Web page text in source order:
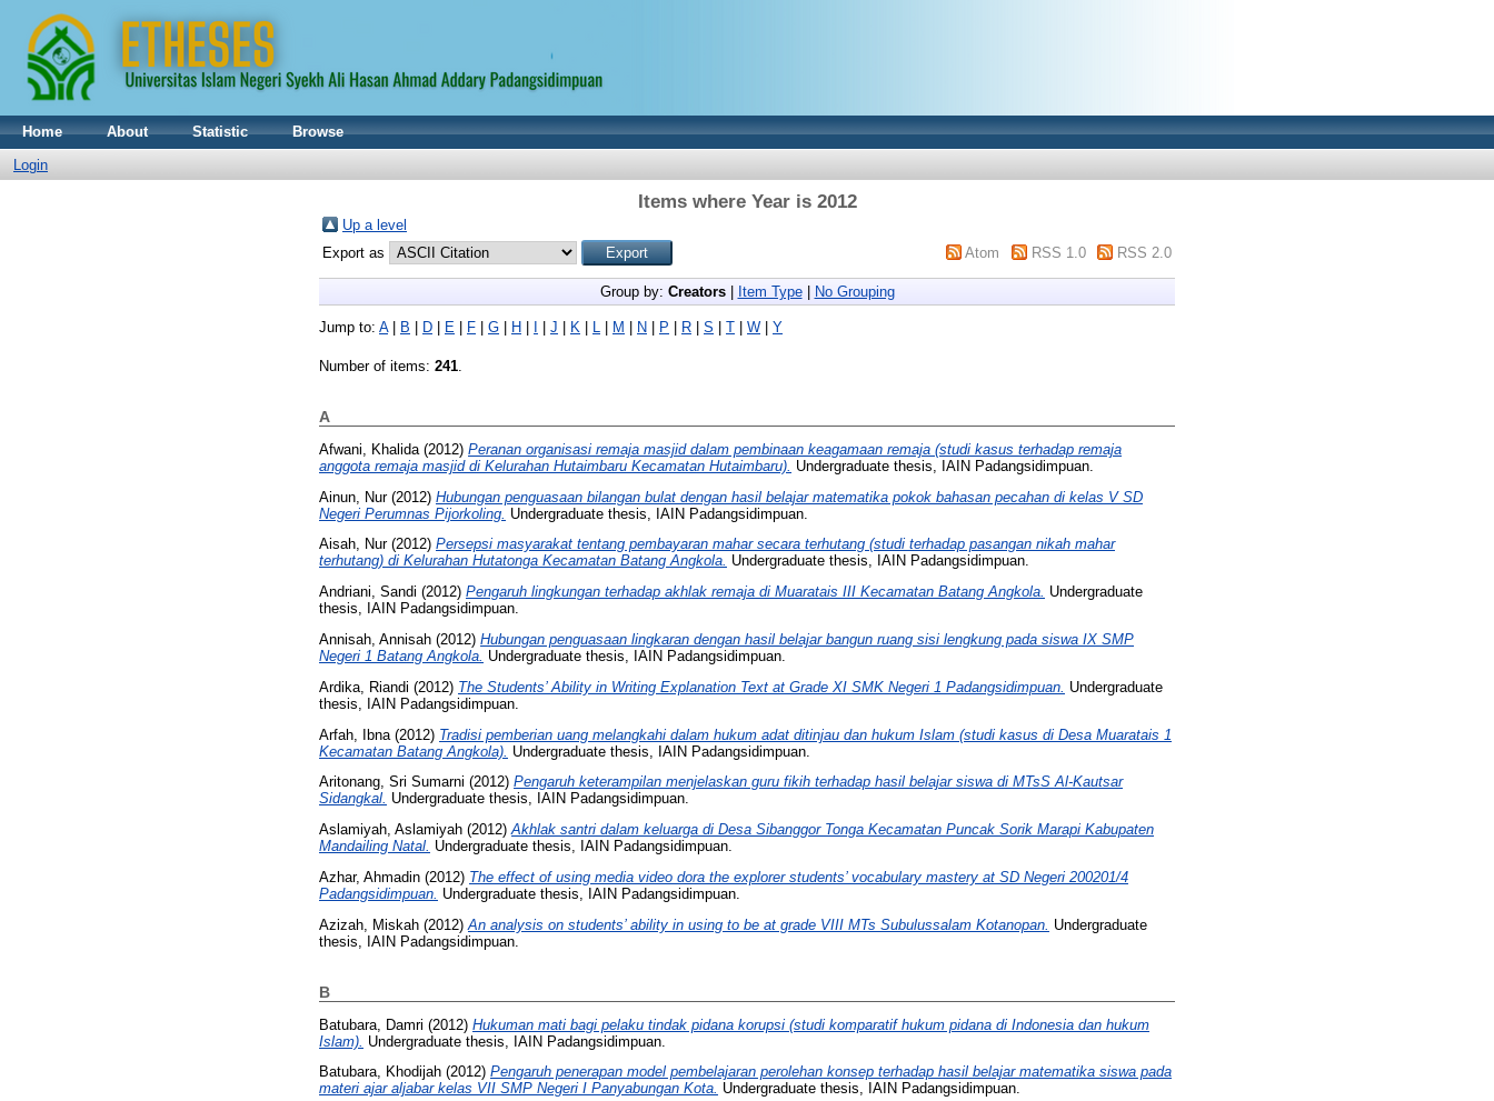
Home About Statistic
Browse
Login
Items where Year is 2012
Up a level
Export as
Atom RSS 1.0 RSS 2.0
Group by: Creators| Item Type| No Grouping
Jump to: A| B D E F G H J K L M N P R S T W Y
Number of items: 241.
A
Afwani, Khalida (2012) Peranan organisasi remaja masjid dalam pembinaan keagamaan remaja (studi kasus terhadap remaja
anggota remaja masjid di Kelurahan Hutaimbaru Kecamatan Hutaimbaru). Undergraduate thesis, IAIN Padangsidimpuan.
Ainun, Nur(2012) Hubungan penguasaan bilangan bulat dengan hasil belajar matematika pokok bahasan pecahan di kelas V SD
Negeri Perumnas Pijorkoling. Undergraduate thesis, IAIN Padangsidimpuan.
Aisah, Nur(2012) Persepsi masyarakat tentang pembayaran mahar secara terhutang (studi terhadap pasangan nikah mahar
terhutang) di Kelurahan Hutatonga Kecamatan Batang Angkola. Undergraduate thesis, IAIN Padangsidimpuan.
Andriani, Sandi (2012) Pengaruh lingkungan terhadap akhlak remaja di Muaratais III Kecamatan Batang Angkola. Undergraduate
thesis, IAIN Padangsidimpuan.
Annisah, Annisah (2012) Hubungan penguasaan lingkaran dengan hasil belajar bangun ruang sisi lengkung pada siswa IX SMP
Negeri 1 Batang Angkola. Undergraduate thesis, IAIN Padangsidimpuan.
Ardika, Riandi (2012) The Students’ Ability in Writing Explanation Text at Grade XI SMK Negeri 1 Padangsidimpuan. Undergraduate
thesis, IAIN Padangsidimpuan.
Arfah, Ibna (2012) Tradisi pemberian uang melangkahi dalam hukum adat ditinjau dan hukum Islam (studi kasus di Desa Muaratais 1
Kecamatan Batang Angkola). Undergraduate thesis, IAIN Padangsidimpuan.
Aritonang, Sri Sumarni (2012) Pengaruh keterampilan menjelaskan guru fikih terhadap hasil belajar siswa di MTsS Al-Kautsar
Sidangkal. Undergraduate thesis, IAIN Padangsidimpuan.
Aslamiyah, Aslamiyah (2012)Akhlak santri dalam keluarga di Desa Sibanggor Tonga Kecamatan Puncak Sorik Marapi Kabupaten
Mandailing Natal. Undergraduate thesis, IAIN Padangsidimpuan.
Azhar, Ahmadin (2012) The effect of using media video dora the explorer students’ vocabulary mastery at SD Negeri 200201/4
Padangsidimpuan. Undergraduate thesis, IAIN Padangsidimpuan.
Azizah, Miskah (2012) An analysis on students’ ability in using to be at grade VIII MTs Subulussalam Kotanopan. Undergraduate
thesis, IAIN Padangsidimpuan.
B
Batubara, Damri (2012) Hukuman mati bagi pelaku tindak pidana korupsi (studi komparatif hukum pidana di Indonesia dan hukum
Islam). Undergraduate thesis, IAIN Padangsidimpuan.
Batubara, Khodijah (2012) Pengaruh penerapan model pembelajaran perolehan konsep terhadap hasil belajar matematika siswa pada
materi ajar aljabar kelas VII SMP Negeri I Panyabungan Kota. Undergraduate thesis, IAIN Padangsidimpuan.